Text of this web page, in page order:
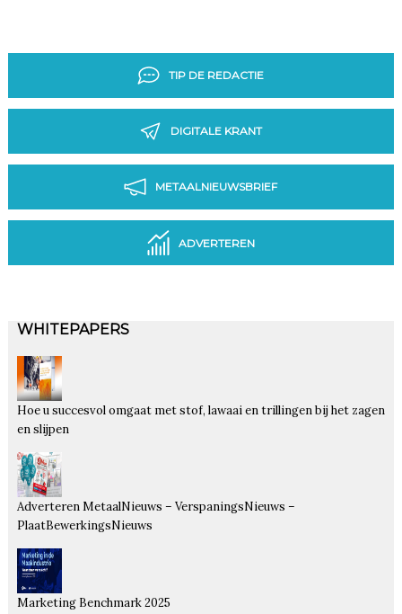
TIP DE REDACTIE
DIGITALE KRANT
METAALNIEUWSBRIEF
ADVERTEREN
WHITEPAPERS
Hoe u succesvol omgaat met stof, lawaai en trillingen bij het zagen
en slijpen
Adverteren MetaalNieuws – VerspaningsNieuws –
PlaatBewerkingsNieuws
Marketing Benchmark 2025